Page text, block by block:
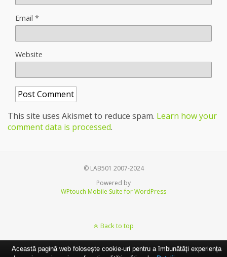
Email *
Website
This site uses Akismet to reduce spam. Learn how your
comment data is processed.
© LAB501 2007-2024
Powered by
WPtouch Mobile Suite for WordPress
Back to top
Această pagină web folosește cookie-uri pentru a îmbunătăți experiența